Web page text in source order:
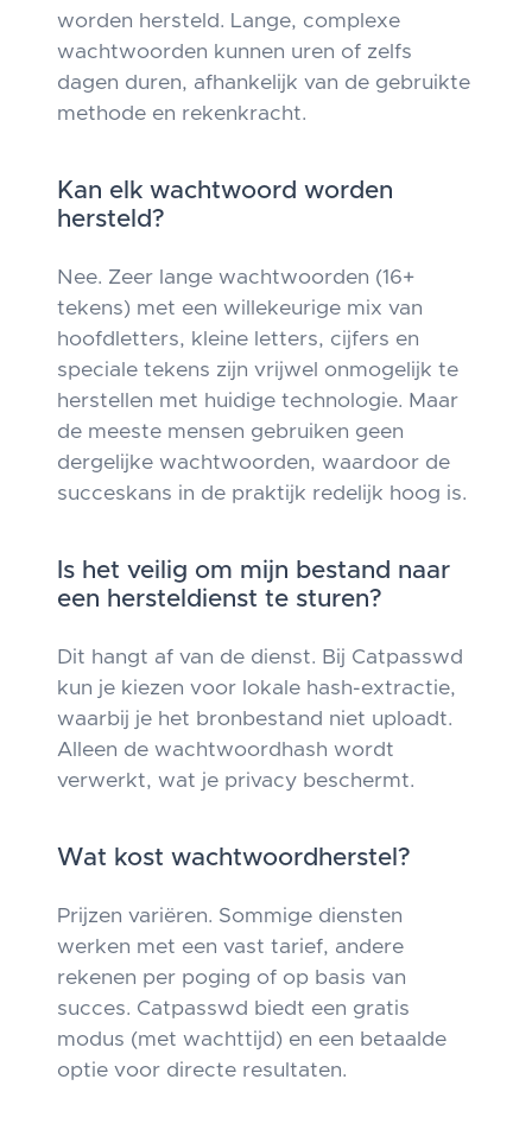
worden hersteld. Lange, complexe
wachtwoorden kunnen uren of zelfs
dagen duren, afhankelijk van de gebruikte
methode en rekenkracht.
Kan elk wachtwoord worden
hersteld?
Nee. Zeer lange wachtwoorden (16+
tekens) met een willekeurige mix van
hoofdletters, kleine letters, cijfers en
speciale tekens zijn vrijwel onmogelijk te
herstellen met huidige technologie. Maar
de meeste mensen gebruiken geen
dergelijke wachtwoorden, waardoor de
succeskans in de praktijk redelijk hoog is.
Is het veilig om mijn bestand naar
een hersteldienst te sturen?
Dit hangt af van de dienst. Bij Catpasswd
kun je kiezen voor lokale hash-extractie,
waarbij je het bronbestand niet uploadt.
Alleen de wachtwoordhash wordt
verwerkt, wat je privacy beschermt.
Wat kost wachtwoordherstel?
Prijzen variëren. Sommige diensten
werken met een vast tarief, andere
rekenen per poging of op basis van
succes. Catpasswd biedt een gratis
modus (met wachttijd) en een betaalde
optie voor directe resultaten.